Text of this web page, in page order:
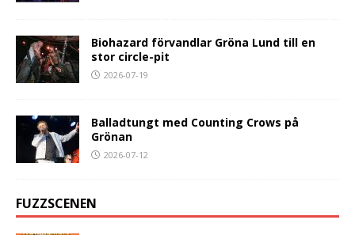
Biohazard förvandlar Gröna Lund till en
stor circle-pit
2026-07-19
Balladtungt med Counting Crows på
Grönan
2026-07-12
FUZZSCENEN